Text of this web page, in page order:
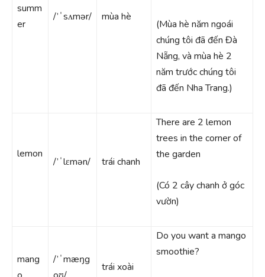
summ
er
/’ˈsʌmər/ mùa hè
(Mùa hè năm ngoái
chúng tôi đã đến Đà
Nẵng, và mùa hè 2
năm trước chúng tôi
đã đến Nha Trang.)
lemon
/’ˈlɛmən/ trái chanh
There are 2 lemon
trees in the corner of
the garden
(Có 2 cây chanh ở góc
vườn)
mang
/’ˈmæŋg
trái xoài
Do you want a mango
smoothie?